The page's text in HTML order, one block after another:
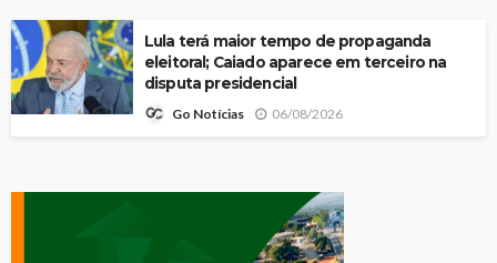
Lula terá maior tempo de propaganda
eleitoral; Caiado aparece em terceiro na
disputa presidencial
Go Notícias 06/08/2026